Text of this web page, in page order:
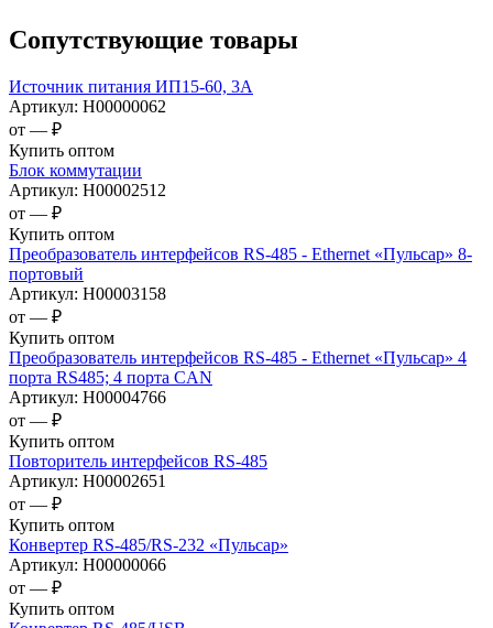
Сопутствующие товары
Источник питания ИП15-60, 3А
Артикул: Н00000062
от — ₽
Купить оптом
Блок коммутации
Артикул: Н00002512
от — ₽
Купить оптом
Преобразователь интерфейсов RS-485 - Ethernet «Пульсар» 8-
портовый
Артикул: Н00003158
от — ₽
Купить оптом
Преобразователь интерфейсов RS-485 - Ethernet «Пульсар» 4
порта RS485; 4 порта CAN
Артикул: Н00004766
от — ₽
Купить оптом
Повторитель интерфейсов RS-485
Артикул: Н00002651
от — ₽
Купить оптом
Конвертер RS-485/RS-232 «Пульсар»
Артикул: Н00000066
от — ₽
Купить оптом